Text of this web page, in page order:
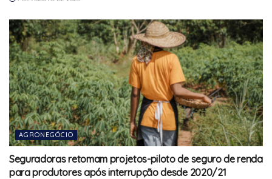
AGRONEGÓCIO
Seguradoras retomam projetos-piloto de seguro de renda
para produtores após interrupção desde 2020/21